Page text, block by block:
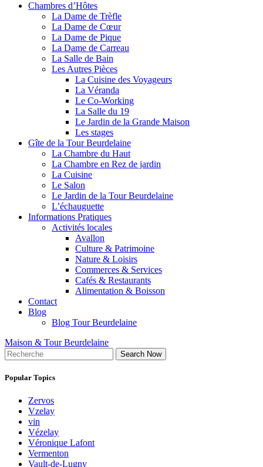
Chambres d’Hôtes
La Dame de Trèfle
La Dame de Cœur
La Dame de Pique
La Dame de Carreau
La Salle de Bain
Les Autres Pièces
La Cuisine des Voyageurs
La Véranda
Le Co-Working
La Salle du 19
Le Jardin de la Grande Maison
Les stages
Gîte de la Tour Beurdelaine
La Chambre du Haut
La Chambre en Rez de jardin
La Cuisine
Le Salon
Le Jardin de la Tour Beurdelaine
L’échauguette
Informations Pratiques
Activités locales
Avallon
Culture & Patrimoine
Nature & Loisirs
Commerces & Services
Cafés & Restaurants
Alimentation & Boisson
Contact
Blog
Blog Tour Beurdelaine
Maison & Tour Beurdelaine
Search Now
Popular Topics
Zervos
Vzelay
vin
Vézelay
Véronique Lafont
Vermenton
Vault-de-Lugny